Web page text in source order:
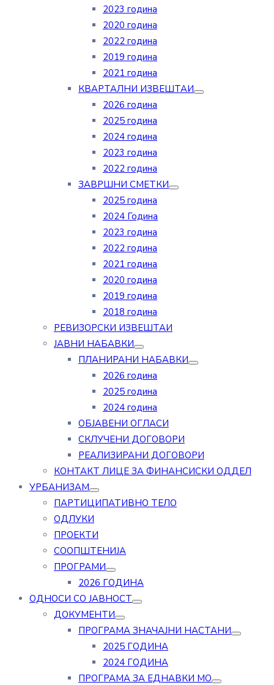
2023 година
2020 година
2022 година
2019 година
2021 година
КВАРТАЛНИ ИЗВЕШТАИ
2026 година
2025 година
2024 година
2023 година
2022 година
ЗАВРШНИ СМЕТКИ
2025 година
2024 Година
2023 година
2022 година
2021 година
2020 година
2019 година
2018 година
РЕВИЗОРСКИ ИЗВЕШТАИ
ЈАВНИ НАБАВКИ
ПЛАНИРАНИ НАБАВКИ
2026 година
2025 година
2024 година
ОБЈАВЕНИ ОГЛАСИ
СКЛУЧЕНИ ДОГОВОРИ
РЕАЛИЗИРАНИ ДОГОВОРИ
КОНТАКТ ЛИЦЕ ЗА ФИНАНСИСКИ ОДДЕЛ
УРБАНИЗАМ
ПАРТИЦИПАТИВНО ТЕЛО
ОДЛУКИ
ПРОЕКТИ
СООПШТЕНИЈА
ПРОГРАМИ
2026 ГОДИНА
ОДНОСИ СО ЈАВНОСТ
ДОКУМЕНТИ
ПРОГРАМА ЗНАЧАЈНИ НАСТАНИ
2025 ГОДИНА
2024 ГОДИНА
ПРОГРАМА ЗА ЕДНАВКИ МО